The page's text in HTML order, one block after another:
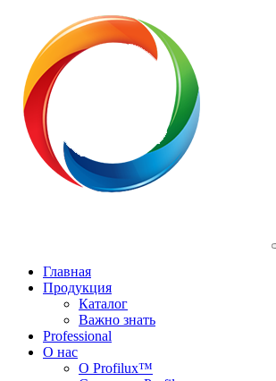
Главная
Продукция
Каталог
Важно знать
Professional
О нас
О Profilux™